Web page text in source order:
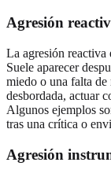
Agresión
La agresión reactiva
Suele aparecer
miedo o una falta de
desbordada, actuar
Algunos ejemplos
tras una crítica o
Agresión